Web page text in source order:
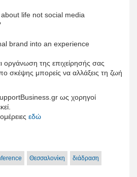
life not social media
brand into an experience
οργάνωση της επιχείρησής σας
σκέψης μπορείς να αλλάξεις τη ζωή
ως χορηγοί
εδώ
Θεσσαλονίκη
διάδραση